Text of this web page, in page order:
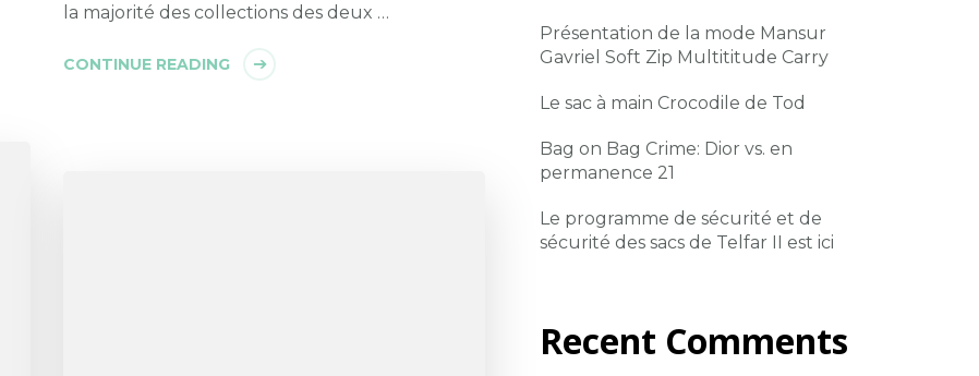
la majorité des collections des deux …
CONTINUE READING
Présentation de la mode Mansur
Gavriel Soft Zip Multititude Carry
Le sac à main Crocodile de Tod
Bag on Bag Crime: Dior vs. en
permanence 21
Le programme de sécurité et de
sécurité des sacs de Telfar II est ici
Recent Comments